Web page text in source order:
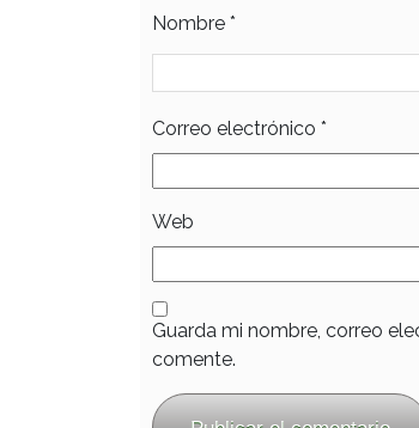
Nombre *
Correo electrónico *
Web
Guarda mi nombre, correo
comente.